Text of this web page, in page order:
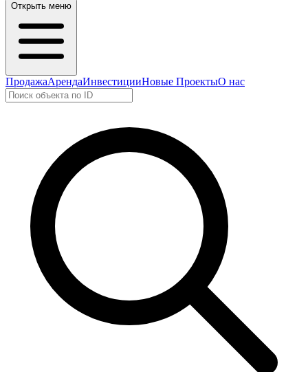
Открыть меню
ПродажаАрендаИнвестицииНовые ПроектыО нас